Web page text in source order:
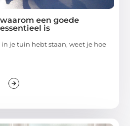
een goede
is
je tuin hebt staan, weet je hoe